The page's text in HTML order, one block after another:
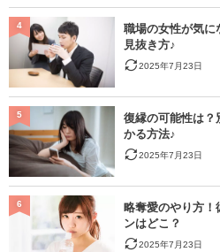
職場の女性が気に
見抜き方♪
2025年7月23日
4
復縁の可能性は？
かる方法♪
2025年7月23日
5
略奪愛のやり方！
ンはどこ？
2025年7月23日
6